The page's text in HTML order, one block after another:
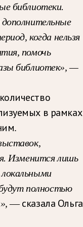
библиотеки.
когда нельзя
помочь
библиотек», —
в рамках
Изменится лишь
полностью
— сказала Ольга